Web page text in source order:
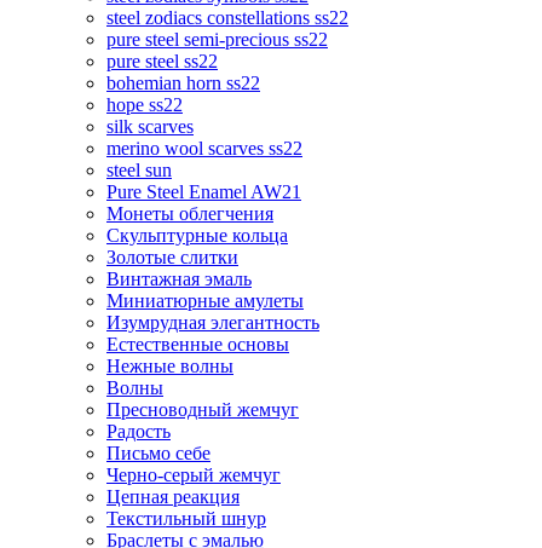
steel zodiacs constellations ss22
pure steel semi-precious ss22
pure steel ss22
bohemian horn ss22
hope ss22
silk scarves
merino wool scarves ss22
steel sun
Pure Steel Enamel AW21
Монеты облегчения
Скульптурные кольца
Золотые слитки
Винтажная эмаль
Миниатюрные амулеты
Изумрудная элегантность
Естественные основы
Нежные волны
Волны
Пресноводный жемчуг
Радость
Письмо себе
Черно-серый жемчуг
Цепная реакция
Текстильный шнур
Браслеты с эмалью